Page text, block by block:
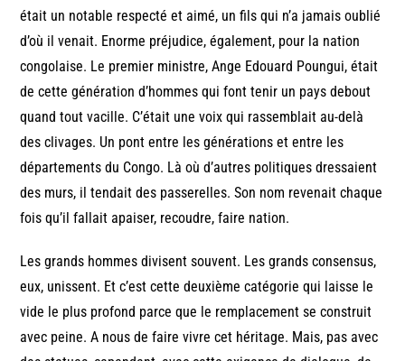
était un notable respecté et aimé, un fils qui n’a jamais oublié
d’où il venait. Enorme préjudice, également, pour la nation
congolaise. Le premier ministre, Ange Edouard Poungui, était
de cette génération d’hommes qui font tenir un pays debout
quand tout vacille. C’était une voix qui rassemblait au-delà
des clivages. Un pont entre les générations et entre les
départements du Congo. Là où d’autres politiques dressaient
des murs, il tendait des passerelles. Son nom revenait chaque
fois qu’il fallait apaiser, recoudre, faire nation.
Les grands hommes divisent souvent. Les grands consensus,
eux, unissent. Et c’est cette deuxième catégorie qui laisse le
vide le plus profond parce que le remplacement se construit
avec peine. A nous de faire vivre cet héritage. Mais, pas avec